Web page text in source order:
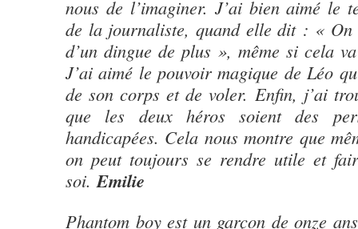
nous de l’imaginer. J’ai bien aimé le
de la journaliste, quand elle dit : « On
d’un dingue de plus », même si cela
J’ai aimé le pouvoir magique de Léo
de son corps et de voler. Enfin, j’ai
que les deux héros soient des
handicapées. Cela nous montre que
on peut toujours se rendre utile et
soi.Emilie
Phantom boy est un garçon de onze